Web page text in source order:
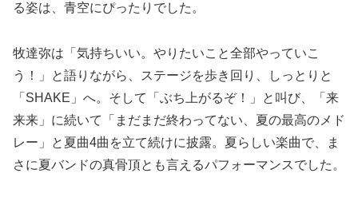
る姿は、青空にぴったりでした。
牧達弥は「気持ちいい。やりたいこと全部やっていこ
う！」と語りながら、ステージを歩き回り、しっとりと
「SHAKE」へ。そして「ぶち上がるぞ！」と叫び、「来
来来」に続いて「まだまだ終わってない、夏の最高のメド
レー」と夏曲4曲を立て続けに披露。夏らしい楽曲で、ま
さに夏バンドの真骨頂とも言えるパフォーマンスでした。